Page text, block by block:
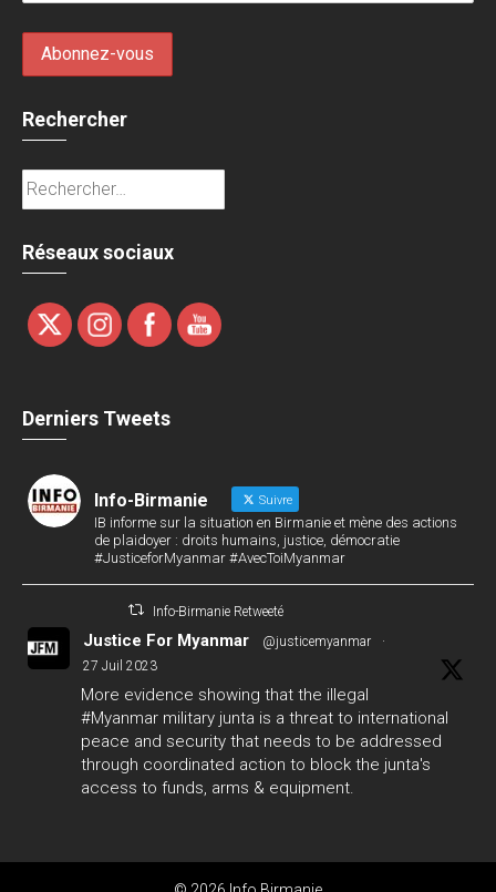
Rechercher
Rechercher :
Réseaux sociaux
Derniers Tweets
Info-Birmanie Suivre
IB informe sur la situation en Birmanie et mène des actions
de plaidoyer : droits humains, justice, démocratie
#JusticeforMyanmar #AvecToiMyanmar
Info-Birmanie Retweeté
Justice For Myanmar @justicemyanmar
·
27 Juil 2023
More evidence showing that the illegal
#Myanmar military junta is a threat to international
peace and security that needs to be addressed
through coordinated action to block the junta's
access to funds, arms & equipment.